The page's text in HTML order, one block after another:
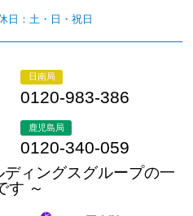
日：土・日・祝日
日南局
0120-983-386
鹿児島局
0120-340-059
ィングスグループの一
す ～